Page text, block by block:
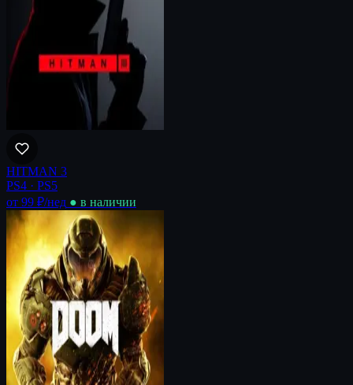
HITMAN 3
PS4 · PS5
от 99 ₽/нед ● в наличии